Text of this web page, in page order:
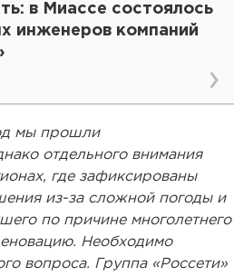
в Миассе состоялось
инженеров компаний
мы прошли
отдельного внимания
где зафиксированы
из-за сложной погоды и
по причине многолетнего
Необходимо
вопроса. Группа «Россети»